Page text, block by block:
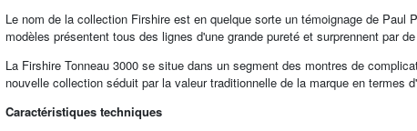
Le nom de la collection Firshire est en quelque sorte un témoignage de
modèles présentent tous des lignes d'une grande pureté et surprennent par
La Firshire Tonneau 3000 se situe dans un segment des montres de
nouvelle collection séduit par la valeur traditionnelle de la marque en termes
Caractéristiques techniques